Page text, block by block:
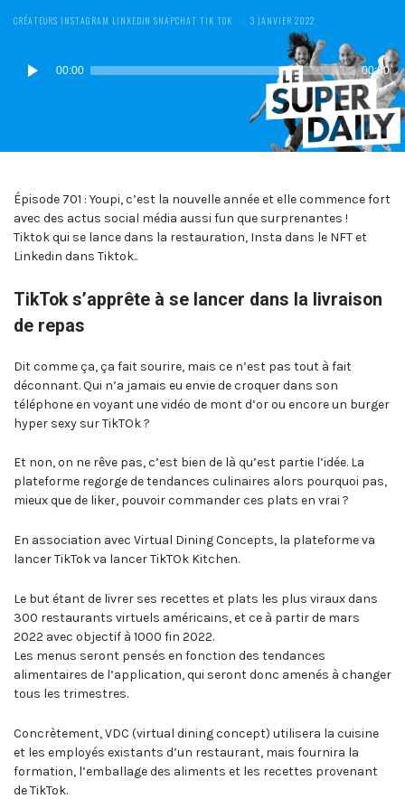
POSTED
CRÉATEURS INSTAGRAM LINKEDIN SNAPCHAT TIK TOK
POSTED
3 JANVIER 2022
Lecteur
audio
00:00 00:00
Épisode 701 : Youpi, c’est la nouvelle année et elle commence fort
avec des actus social média aussi fun que surprenantes !
Tiktok qui se lance dans la restauration, Insta dans le NFT et
Linkedin dans Tiktok..
TikTok s’apprête à se lancer dans la livraison
de repas
Dit comme ça, ça fait sourire, mais ce n’est pas tout à fait
déconnant. Qui n’a jamais eu envie de croquer dans son
téléphone en voyant une vidéo de mont d’or ou encore un burger
hyper sexy sur TikTOk ?
Et non, on ne rêve pas, c’est bien de là qu’est partie l’idée. La
plateforme regorge de tendances culinaires alors pourquoi pas,
mieux que de liker, pouvoir commander ces plats en vrai ?
En association avec Virtual Dining Concepts, la plateforme va
lancer TikTok va lancer TikTOk Kitchen.
Le but étant de livrer ses recettes et plats les plus viraux dans
300 restaurants virtuels américains, et ce à partir de mars
2022 avec objectif à 1000 fin 2022.
Les menus seront pensés en fonction des tendances
alimentaires de l’application, qui seront donc amenés à changer
tous les trimestres.
Concrètement, VDC (virtual dining concept) utilisera la cuisine
et les employés existants d’un restaurant, mais fournira la
formation, l’emballage des aliments et les recettes provenant
de TikTok.